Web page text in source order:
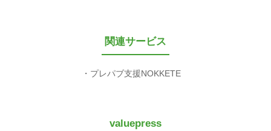
関連サービス
プレパブ支援NOKKETE
valuepress